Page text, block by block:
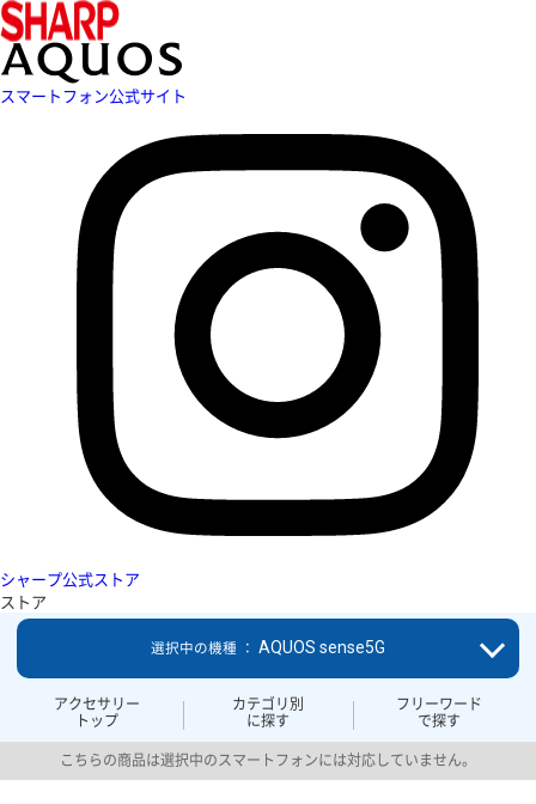
スマートフォン公式サイト
シャープ公式ストア
ストア
アクセサリー
トップ
カテゴリ別
に探す
フリーワード
で探す
選択中の機種 ： AQUOS sense5G
こちらの商品は選択中のスマートフォンには対応していません。